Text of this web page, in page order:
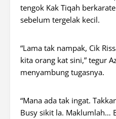
tengok Kak Tiqah
sebelum tergelak kecil.
“Lama tak nampak, Cik
kita orang kat sini,” tegur
menyambung tugasnya.
“Mana ada tak ingat.
Busy sikit la. Maklumlah…